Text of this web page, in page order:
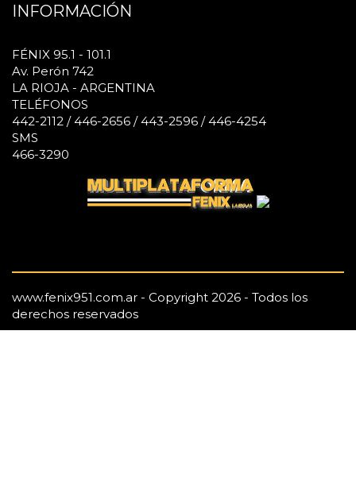
INFORMACIÓN
FÉNIX 95.1 - 101.1
Av. Perón 742
LA RIOJA - ARGENTINA
TELÉFONOS
442-2112 / 446-2656 / 443-2596 / 446-4254
SMS
466-3290
www.fenix951.com.ar - Copyright 2026 - Todos los
derechos reservados